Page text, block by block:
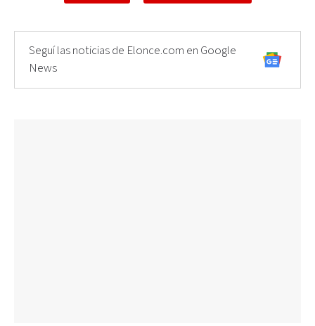
Seguí las noticias de Elonce.com en Google
News